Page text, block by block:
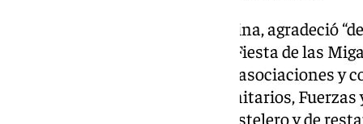
El alcalde de Torrox, Óscar Medina, agradeció
el pueblo por sacar adelante la Fiesta de las
vecinos, voluntarios, migueros, asociaciones y
Civil, Policía Local, servicios sanitarios, Fuerzas
Estado y el sector comercial, hostelero y de